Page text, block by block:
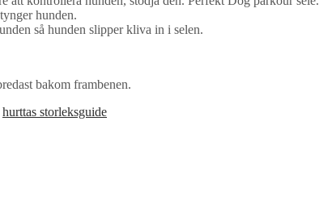
hunden.
så hunden slipper kliva in i selen.
bakom frambenen.
hurttas storleksguide